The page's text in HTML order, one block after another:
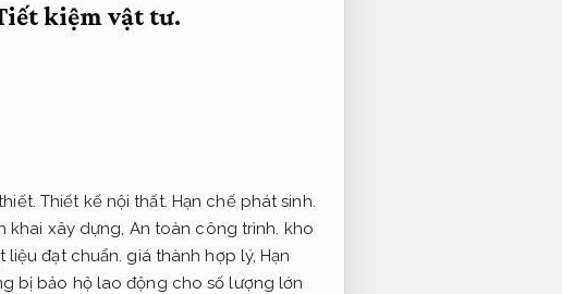
kiệm vật tư.
Thiết kế nội thất. Hạn chế phát sinh.
khai xây dựng, An toàn công trình. kho
liệu đạt chuẩn. giá thành hợp lý,Hạn
bị bảo hộ lao động cho số lượng lớn